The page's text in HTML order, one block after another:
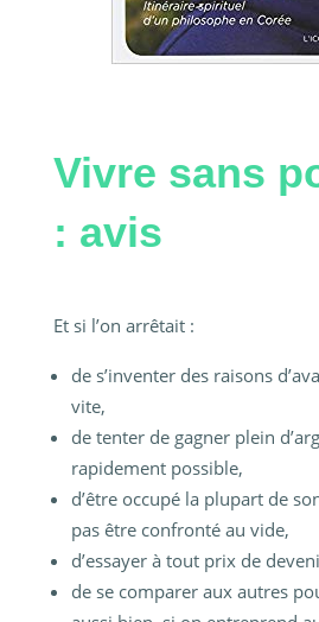
Vivre sans
: avis
Et si l’on arrêtait :
de s’inventer des raisons
vite,
de tenter de gagner plein
rapidement possible,
d’être occupé la plupart de
pas être confronté au vide,
d’essayer à tout prix de
de se comparer aux autres